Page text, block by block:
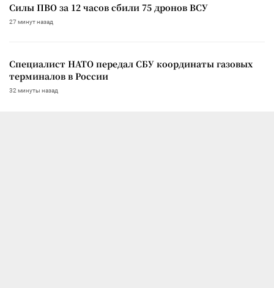
Силы ПВО за 12 часов сбили 75 дронов ВСУ
27 минут назад
Специалист НАТО передал СБУ координаты газовых
терминалов в России
32 минуты назад